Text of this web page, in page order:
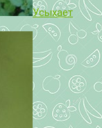
Усыхает